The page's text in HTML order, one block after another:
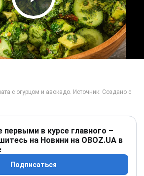
Play Video
первыми в курсе главного –
на Новини на OBOZ.UA в
Подписаться